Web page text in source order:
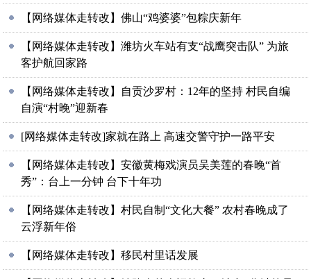
【网络媒体走转改】佛山“鸡婆婆”包粽庆新年
【网络媒体走转改】潍坊火车站有支“战鹰突击队” 为旅
客护航回家路
【网络媒体走转改】自贡沙罗村：12年的坚持 村民自编
自演“村晚”迎新春
[网络媒体走转改]家就在路上 高速交警守护一路平安
【网络媒体走转改】安徽黄梅戏演员吴美莲的春晚“首
秀”：台上一分钟 台下十年功
【网络媒体走转改】村民自制“文化大餐” 农村春晚成了
云浮新年俗
【网络媒体走转改】移民村里话发展